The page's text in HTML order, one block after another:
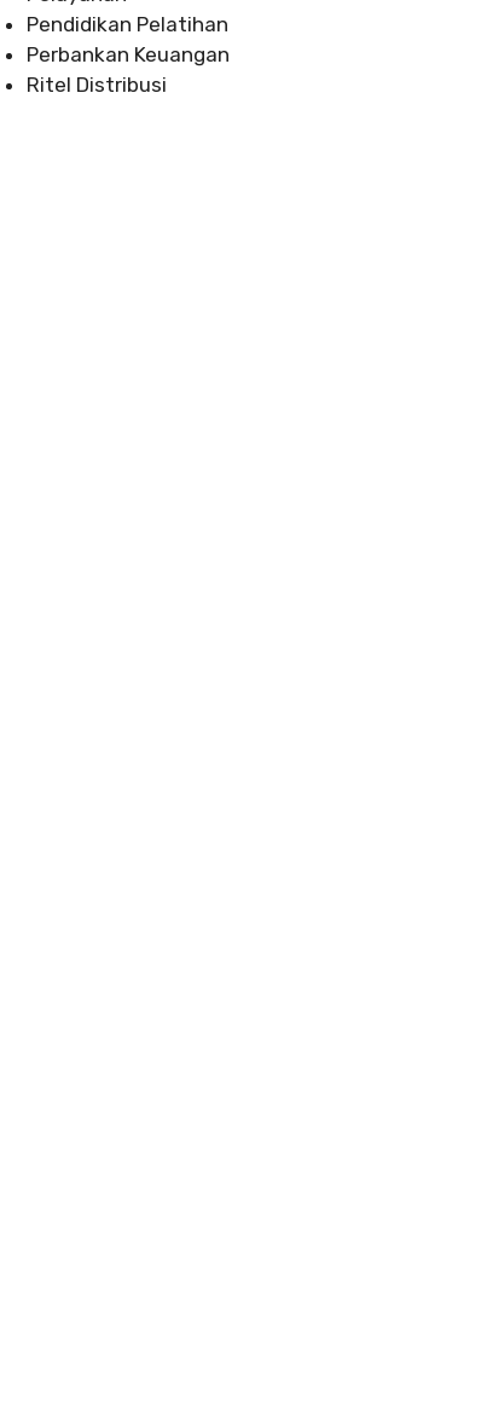
Pendidikan Pelatihan
Perbankan Keuangan
Ritel Distribusi